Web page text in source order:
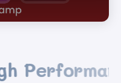
High